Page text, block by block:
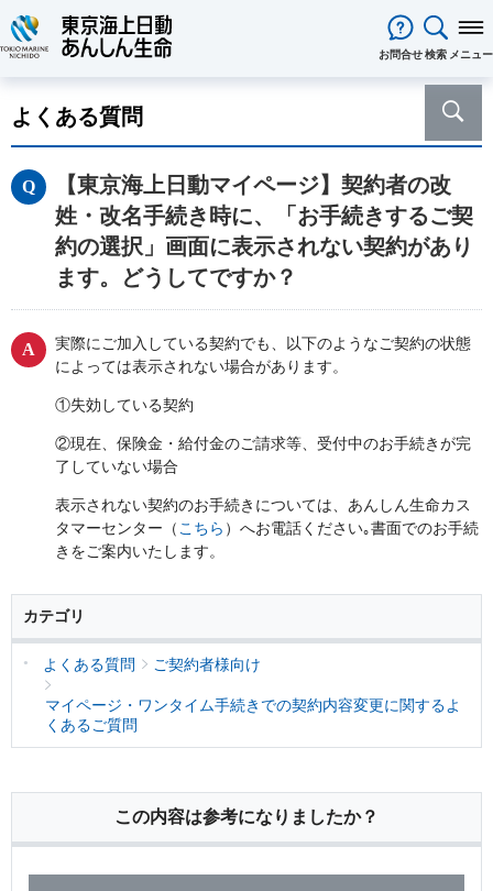
お問合せ検索 メニュー
保険商品から選ぶ
心配ごとから選ぶ
保険の基礎知識
インターネットでご加入いただけ
る保険商品
法人向け保険商品
ご相談・ご契約の流れ 申込方法の違い
資料請求
医療保険
メディカルＫｉｔ ＮＥＯ
メディカルＫｉｔ Ｒ
あんしん治療サポート保険
あんしん治療サポート保険R
メディカルＫｉｔエール
メディカルＫｉｔエールＲ
死亡保険（終身保険・定期保険）
長生き支援終身
スマートあんしん定期
あんしん定期エール
あんしん夢終身
終身保険
定期保険
家計保障定期保険ＮＥＯ
あんしん就業不能保障保険
介護年金保険
あんしんねんきん介護
5年ごと利差配当付こども保険
個人年金保険
個人年金保険
ご契約者様
ご契約者様TOPへ
東京海上日動マイページのご案内
「ワンタイム手続き」のご案内
重要なお知らせ
サービス
保険金・給付金・満期金・年金等
の請求
契約内容／登録情報の確認・変更
保険料支払方法の変更
発行
変額保険・変額年金保険固有のお
ライフイベントごとのお手続き
結婚するとき
保険料の支払いが困難なとき
海外渡航するとき
子どもが生まれるとき
子どもが独立・就職するとき
転職・退職するとき
離婚するとき
介護が必要になったとき
ご病気・ご不幸があったとき
法人のお客様
法人のお客様TOPへ
企業のライフステージごとに必要
な準備とは？
経営者の皆様向け商品
従業員の皆様向け商品
あんしん生命について
あんしん生命についてTOPへ
東京海上グループについて
会社情報
採用情報
保険金等の適切なお支払いに向け
た取組み
あんしん解体新書
ライフパートナー について
資料請求
お問い合わせ
よくある質問
保険用語集
東京海上ホールディングス
よくある質問
【東京海上日動マイページ】契約者の改
姓・改名手続き時に、「お手続きするご契
約の選択」画面に表示されない契約があり
ます。どうしてですか？
実際にご加入している契約でも、以下のようなご契約の状態
によっては表示されない場合があります。
①失効している契約
②現在、保険金・給付金のご請求等、受付中のお手続きが完
了していない場合
表示されない契約のお手続きについては、あんしん生命カス
タマーセンター（ こちら ）へお電話ください｡書面でのお手続
きをご案内いたします。
カテゴリ
よくある質問 ご契約者様向け
マイページ・ワンタイム手続きでの契約内容変更に関するよ
くあるご質問
この内容は参考になりましたか？